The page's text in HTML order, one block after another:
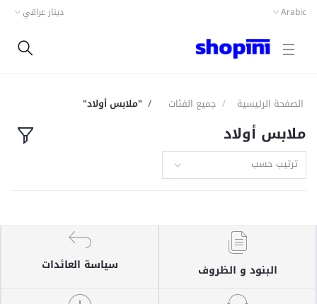
Arabic دينار عراقي
الصفحة الرئيسية جميع الفئات "ملابس أولاد"
ملابس أولاد
ترتيب حسب
البنود و الظروف سياسة العائدات